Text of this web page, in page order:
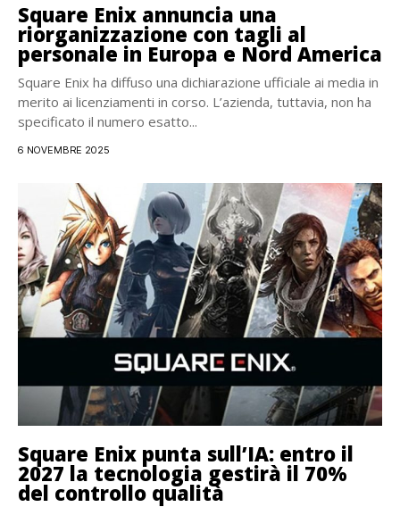
Square Enix annuncia una
riorganizzazione con tagli al
personale in Europa e Nord America
Square Enix ha diffuso una dichiarazione ufficiale ai media in
merito ai licenziamenti in corso. L’azienda, tuttavia, non ha
specificato il numero esatto...
6 NOVEMBRE 2025
Square Enix punta sull’IA: entro il
2027 la tecnologia gestirà il 70%
del controllo qualità